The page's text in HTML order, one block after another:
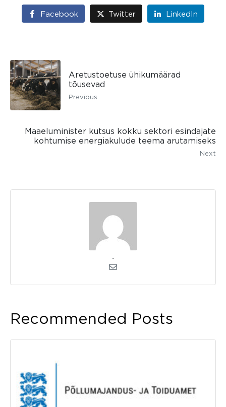
Facebook Twitter LinkedIn
Aretustoetuse ühikumäärad
tõusevad
Previous
Maaeluminister kutsus kokku sektori esindajate
kohtumise energiakulude teema arutamiseks
Next
Recommended Posts